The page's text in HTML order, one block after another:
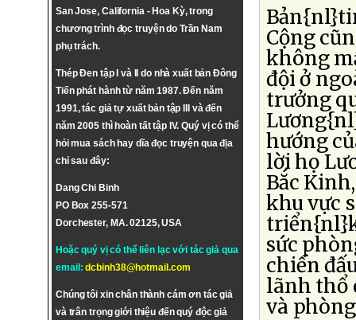
San Jose, California - Hoa Kỳ, trong
chương trình đọc truyện do Trần Nam
phụ trách.
Thép Đen tập I và II do nhà xuất bản Đông
Tiến phát hành từ năm 1987. Đến năm
1991, tác giả tự xuất bản tập III và đến
năm 2005 thì hoàn tất tập IV. Quý vị có thể
hỏi mua sách hay dĩa đọc truyện qua địa
chỉ sau đây:
Dang Chi Binh
PO Box 255-571
Dorchester, MA. 02125, USA
Hoặc quý vị có thể liên lạc với tác giả qua
email:dcbinh38@hotmail.com
Chúng tôi xin chân thành cám ơn tác giả
và trân trọng giới thiệu đến quý độc giả
Cộng
không
đội ở
trưởng
hướng
lời họ
Bắc
khu vực
sức
chiến
lãnh thổ
và